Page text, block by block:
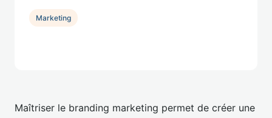
Maîtriser le branding marketing permet de créer une
Marketing